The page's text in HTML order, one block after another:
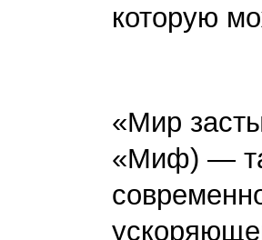
которую
«Мир
«Миф) —